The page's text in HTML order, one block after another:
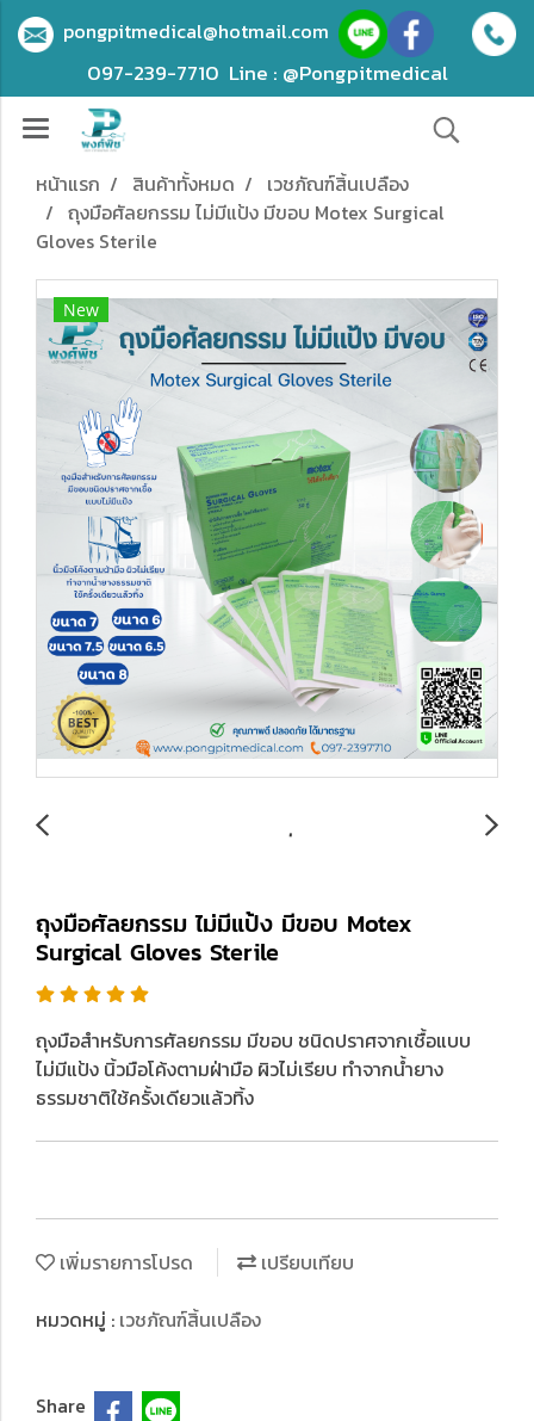
pongpitmedical@hotmail.com
097-239-7710 Line : @Pongpitmedical
หน้าแรก สินค้าทั้งหมด
เวชภัณฑ์สิ้นเปลือง
ถุงมือศัลยกรรม ไม่มีแป้ง มีขอบ Motex Surgical
Gloves Sterile
New
ถุงมือศัลยกรรม ไม่มีแป้ง มีขอบ Motex
Surgical Gloves Sterile
ถุงมือสำหรับการศัลยกรรม มีขอบ ชนิดปราศจากเชื้อแบบ
ไม่มีแป้ง นิ้วมือโค้งตามฝ่ามือ ผิวไม่เรียบ ทำจากน้ำยาง
ธรรมชาติใช้ครั้งเดียวแล้วทิ้ง
เพิ่มรายการโปรด
เปรียบเทียบ
หมวดหมู่ : เวชภัณฑ์สิ้นเปลือง
Share